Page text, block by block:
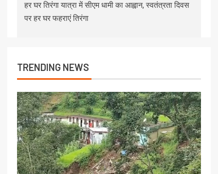
हर घर तिरंगा यात्रा में सीएम धामी का आह्वान, स्वतंत्रता दिवस
पर हर घर फहराएं तिरंगा
TRENDING NEWS